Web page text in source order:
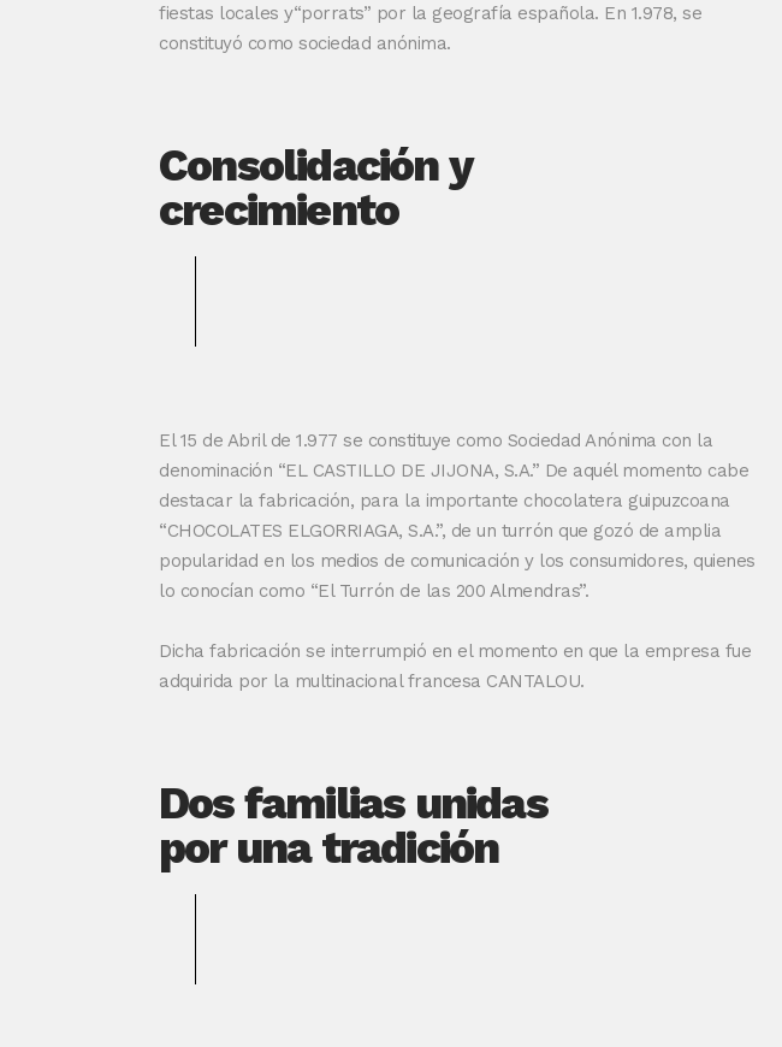
fiestas locales y“porrats” por la geografía española. En 1.978, se
constituyó como sociedad anónima.
Consolidación y
crecimiento
El 15 de Abril de 1.977 se constituye como Sociedad Anónima con la
denominación “EL CASTILLO DE JIJONA, S.A.” De aquél momento cabe
destacar la fabricación, para la importante chocolatera guipuzcoana
“CHOCOLATES ELGORRIAGA, S.A.”, de un turrón que gozó de amplia
popularidad en los medios de comunicación y los consumidores, quienes
lo conocían como “El Turrón de las 200 Almendras”.
Dicha fabricación se interrumpió en el momento en que la empresa fue
adquirida por la multinacional francesa CANTALOU.
Dos familias unidas
por una tradición